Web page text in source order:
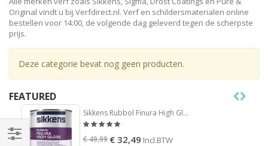
Original vindt u bij Verfdirect.nl. Verf en schildersmaterialen online
bestellen voor 14:00, de volgende dag geleverd tegen de scherpste
prijs.
Deze categorie bevat nog geen producten.
FEATURED
Sikkens Rubbol Finura High Gloss
€ 49,99 € 32,49 Incl.BTW